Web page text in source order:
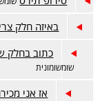
באיזה חלק
כתוב בחלק
שומשומונית
אז אני